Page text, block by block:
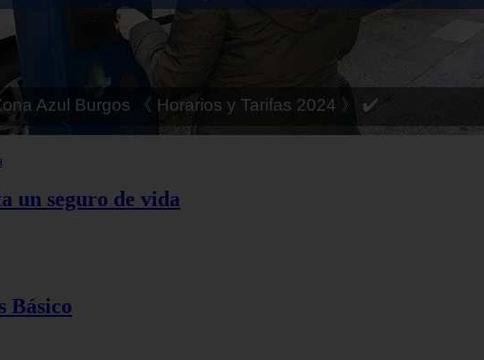
Azul Córdoba 《 Horarios y Tarifas 2024 》 ✔️
un seguro de vida
Básico